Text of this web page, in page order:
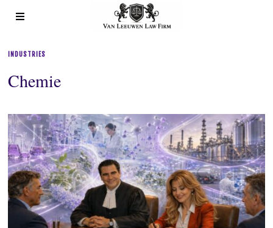
INDUSTRIES
Chemie